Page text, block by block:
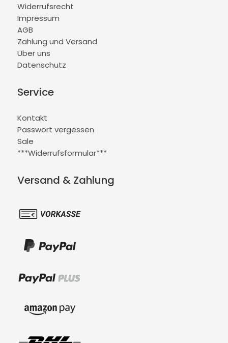
Widerrufsrecht
Impressum
AGB
Zahlung und Versand
Über uns
Datenschutz
Service
Kontakt
Passwort vergessen
Sale
***Widerrufsformular***
Versand & Zahlung